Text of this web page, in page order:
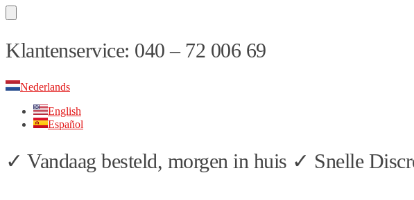
Skip
to
Skip
to
Klantenservice: 040 – 72 006 69
Nederlands
English
Español
✓ Vandaag besteld, morgen in huis ✓ Snelle